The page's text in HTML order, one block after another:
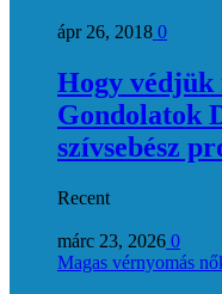
ápr 26, 2018 0
Hogy védjük
Gondolatok
szívsebész
Recent
márc 23, 2026 0
Magas vérnyomás